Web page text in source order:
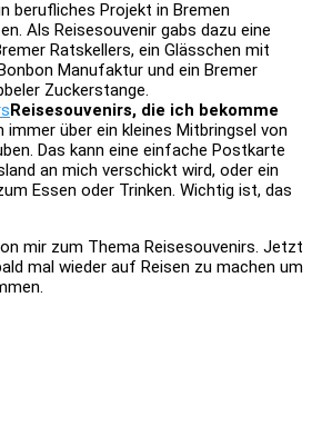
berufliches Projekt in Bremen
Als Reisesouvenir gabs dazu eine
Ratskellers, ein Glässchen mit
Manufaktur und ein Bremer
Zuckerstange.
Reisesouvenirs, die ich bekomme
immer über ein kleines Mitbringsel von
Das kann eine einfache Postkarte
an mich verschickt wird, oder ein
Essen oder Trinken. Wichtig ist, das
mir zum Thema Reisesouvenirs. Jetzt
mal wieder auf Reisen zu machen um